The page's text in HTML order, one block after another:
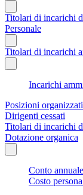
Titolari di incarichi
Personale
Titolari di incarichi
Incarichi
Posizioni
Dirigenti cessati
Titolari di incarichi
Dotazione organica
Conto
Costo